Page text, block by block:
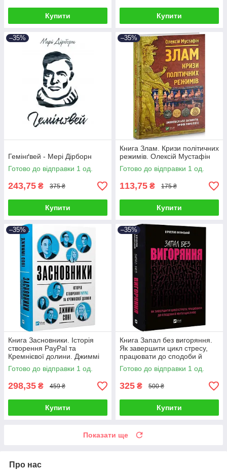
Купити Купити
–35%
Гемінґвей - Мері Дірборн
Готово до відправки 1 од.
243,75 ₴ 375 ₴
Купити
–35%
Книга Злам. Кризи політичних
режимів. Олексій Мустафін
Готово до відправки 1 од.
113,75 ₴ 175 ₴
Купити
–35%
Книга Засновники. Історія
створення PayPal та
Кремнієвої долини. Джиммі
Сонні
Готово до відправки 1 од.
298,35 ₴ 459 ₴
Купити
–35%
Книга Запал без вигоряння.
Як завершити цикл стресу,
працювати до сподоби й
жити щасливо. В'ячеслав
Халанський
Готово до відправки 1 од.
325 ₴ 500 ₴
Купити
Показати ще
Про нас